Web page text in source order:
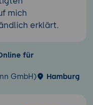
mich
erklärt.
für
GmbH) Hamburg